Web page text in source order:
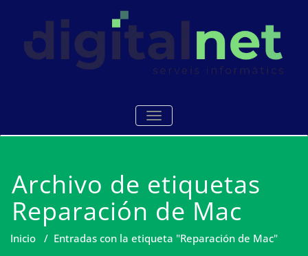
contenido
Digitalnet
ALTERNAR NAVEGACIÓN
Archivo de etiquetas
Reparación de Mac
Inicio / Entradas con la etiqueta "Reparación de Mac"